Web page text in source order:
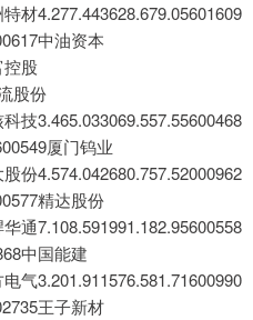
材4.277.443628.679.05601609
中油资本
控股
股份
技3.465.033069.557.55600468
厦门钨业
份4.574.042680.757.52000962
精达股份
通7.108.591991.182.95600558
中国能建
气3.201.911576.581.71600990
王子新材